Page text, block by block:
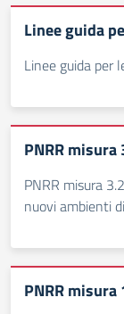
Linee guida
Linee guida per
PNRR misura
PNRR misura
nuovi ambienti
PNRR misura